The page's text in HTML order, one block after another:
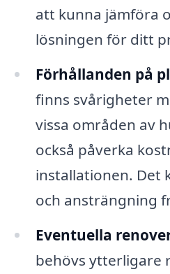
att kunna jämföra
lösningen för ditt
Förhållanden på
finns svårigheter
vissa områden av
också påverka
installationen. Det
och ansträngning
Eventuella
behövs ytterligare